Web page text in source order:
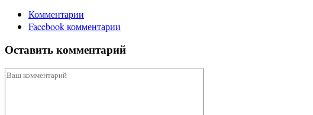
Комментарии
Facebook комментарии
Оставить комментарий